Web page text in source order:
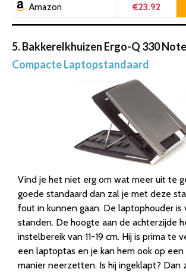
Amazon €23.92
5. Bakkerelkhuizen Ergo-Q 330
Compacte Laptopstandaard
Vind je het niet erg om wat meer uit te
goede standaard dan zal je met deze
fout in kunnen gaan. De laptophouder is
standen. De hoogte aan de achterzijde
instelbereik van 11-19 cm. Hij is prima te
een laptoptas en je kan hem ook op
manier neerzetten. Is hij ingeklapt? Dan